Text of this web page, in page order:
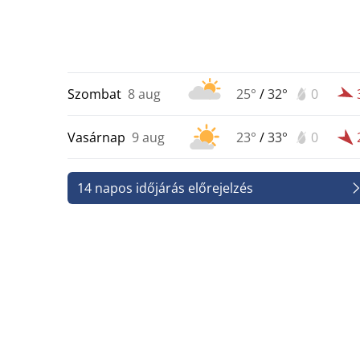
Szombat 8 aug 25° /32° 0
Vasárnap 9 aug 23° /33° 0
14 napos időjárás előrejelzés